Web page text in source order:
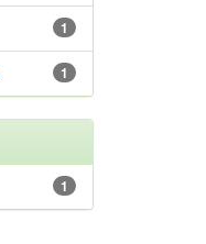
1
1
1